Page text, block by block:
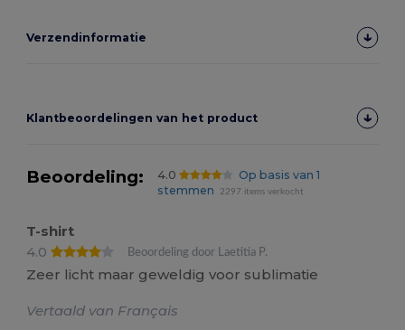
Verzendinformatie
Klantbeoordelingen van het product
Beoordeling: 4.0
Op basis van 1
stemmen
2297 items verkocht
T-shirt
4.0
Beoordeling door Laetitia P.
Zeer licht maar geweldig voor sublimatie
Vertaald van Français